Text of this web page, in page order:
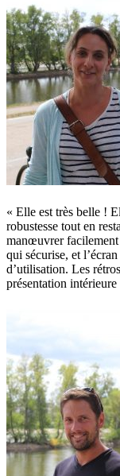
« Elle est très belle !
robustesse tout en
manœuvrer
qui sécurise, et
d’utilisation. Les
présentation